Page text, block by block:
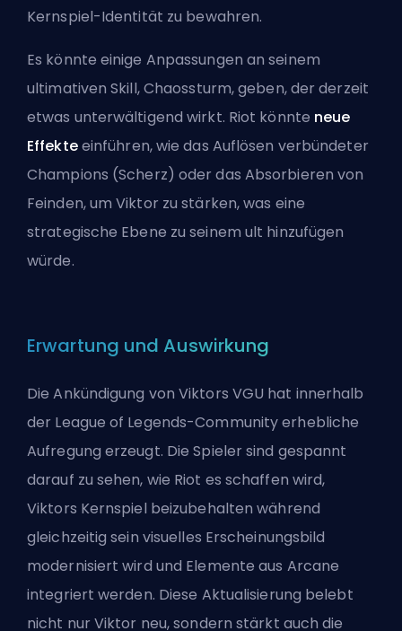
Kernspiel-Identität zu bewahren.
Es könnte einige Anpassungen an seinem
ultimativen Skill, Chaossturm, geben, der derzeit
etwas unterwältigend wirkt. Riot könnte neue
Effekteeinführen, wie das Auflösen verbündeter
Champions (Scherz) oder das Absorbieren von
Feinden, um Viktor zu stärken, was eine
strategische Ebene zu seinem ult hinzufügen
würde.
Erwartung und Auswirkung
Die Ankündigung von Viktors VGU hat innerhalb
der League of Legends-Community erhebliche
Aufregung erzeugt. Die Spieler sind gespannt
darauf zu sehen, wie Riot es schaffen wird,
Viktors Kernspiel beizubehalten während
gleichzeitig sein visuelles Erscheinungsbild
modernisiert wird und Elemente aus Arcane
integriert werden. Diese Aktualisierung belebt
nicht nur Viktor neu, sondern stärkt auch die